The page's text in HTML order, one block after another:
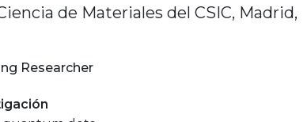
de Materiales del CSIC, Madrid,
Researcher